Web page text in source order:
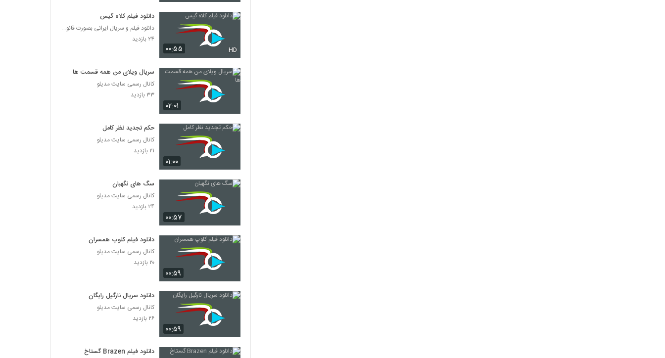
۰۰:۵۵ HD
دانلود فیلم کلاه گیس
دانلود فیلم و سریال ایرانی بصورت قانونی
۲۴ بازدید
۰۲:۰۱
سریال ویلای من همه قسمت ها
کانال رسمی سایت مدیلو
۳۳ بازدید
۰۱:۰۰
حکم تجدید نظر کامل
کانال رسمی سایت مدیلو
۲۱ بازدید
۰۰:۵۷
سگ های نگهبان
کانال رسمی سایت مدیلو
۲۴ بازدید
۰۰:۵۹
دانلود فیلم کلوپ همسران
کانال رسمی سایت مدیلو
۲۰ بازدید
۰۰:۵۹
دانلود سریال نارگیل رایگان
کانال رسمی سایت مدیلو
۲۶ بازدید
دانلود فیلم Brazen گستاخ